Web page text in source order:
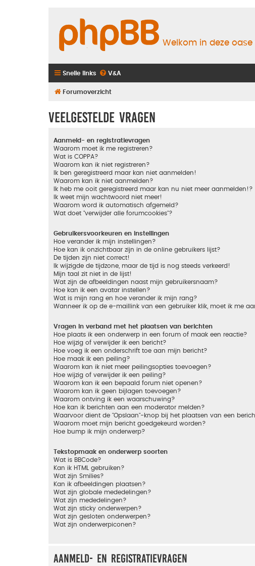
Welkom in deze
Snelle links V&A
Forumoverzicht
Veelgestelde vragen
Aanmeld- en registratievragen
Waarom moet ik me registreren?
Wat is COPPA?
Waarom kan ik niet registreren?
Ik ben geregistreerd maar kan niet aanmelden!
Waarom kan ik niet aanmelden?
Ik heb me ooit geregistreerd maar kan nu niet meer aanmelden!?
Ik weet mijn wachtwoord niet meer!
Waarom word ik automatisch afgemeld?
Wat doet "verwijder alle forumcookies"?
Gebruikersvoorkeuren en instellingen
Hoe verander ik mijn instellingen?
Hoe kan ik onzichtbaar zijn in de online gebruikers lijst?
De tijden zijn niet correct!
Ik wijzigde de tijdzone, maar de tijd is nog steeds verkeerd!
Mijn taal zit niet in de lijst!
Wat zijn de afbeeldingen naast mijn gebruikersnaam?
Hoe kan ik een avatar instellen?
Wat is mijn rang en hoe verander ik mijn rang?
Wanneer ik op de e-maillink van een gebruiker klik, moet ik me
Vragen in verband met het plaatsen van berichten
Hoe plaats ik een onderwerp in een forum of maak een reactie?
Hoe wijzig of verwijder ik een bericht?
Hoe voeg ik een onderschrift toe aan mijn bericht?
Hoe maak ik een peiling?
Waarom kan ik niet meer peilingsopties toevoegen?
Hoe wijzig of verwijder ik een peiling?
Waarom kan ik een bepaald forum niet openen?
Waarom kan ik geen bijlagen toevoegen?
Waarom ontving ik een waarschuwing?
Hoe kan ik berichten aan een moderator melden?
Waarvoor dient de "Opslaan"-knop bij het plaatsen van een
Waarom moet mijn bericht goedgekeurd worden?
Hoe bump ik mijn onderwerp?
Tekstopmaak en onderwerp soorten
Wat is BBCode?
Kan ik HTML gebruiken?
Wat zijn Smilies?
Kan ik afbeeldingen plaatsen?
Wat zijn globale mededelingen?
Wat zijn mededelingen?
Wat zijn sticky onderwerpen?
Wat zijn gesloten onderwerpen?
Wat zijn onderwerpiconen?
Aanmeld- en registratievragen